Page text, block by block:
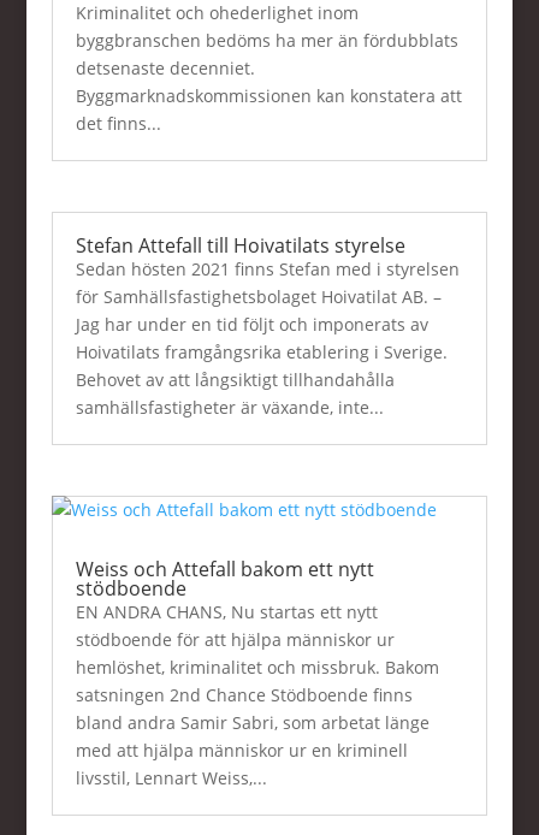
Kriminalitet och ohederlighet inom
byggbranschen bedöms ha mer än fördubblats
detsenaste decenniet.
Byggmarknadskommissionen kan konstatera att
det finns...
Stefan Attefall till Hoivatilats styrelse
Sedan hösten 2021 finns Stefan med i styrelsen
för Samhällsfastighetsbolaget Hoivatilat AB. –
Jag har under en tid följt och imponerats av
Hoivatilats framgångsrika etablering i Sverige.
Behovet av att långsiktigt tillhandahålla
samhällsfastigheter är växande, inte...
Weiss och Attefall bakom ett nytt
stödboende
EN ANDRA CHANS, Nu startas ett nytt
stödboende för att hjälpa människor ur
hemlöshet, kriminalitet och missbruk. Bakom
satsningen 2nd Chance Stödboende finns
bland andra Samir Sabri, som arbetat länge
med att hjälpa människor ur en kriminell
livsstil, Lennart Weiss,...